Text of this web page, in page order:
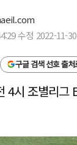
수정 2022-11-
구글 검색 선호 출처
4시 조별리그